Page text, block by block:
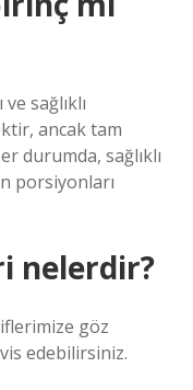
sağlıklı
ancak tam
durumda, sağlıklı
porsiyonları
nelerdir?
göz
edebilirsiniz.